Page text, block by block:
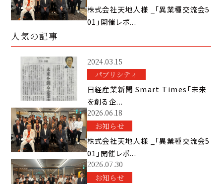
株式会社天地人様 _「異業種交流会5
01」開催レポ...
人気の記事
2024.03.15
パブリシティ
日経産業新聞 Smart Times「未来
を創る企...
2026.06.18
お知らせ
株式会社天地人様 _「異業種交流会5
01」開催レポ...
2026.07.30
お知らせ